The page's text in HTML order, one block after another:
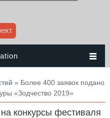
» Более 400 заявок подано
«Зодчество 2019»
конкурсы фестиваля